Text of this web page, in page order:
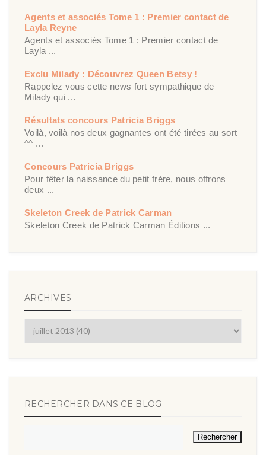
Agents et associés Tome 1 : Premier contact de
Layla Reyne
Agents et associés Tome 1 : Premier contact de
Layla ...
Exclu Milady : Découvrez Queen Betsy !
Rappelez vous cette news fort sympathique de
Milady qui ...
Résultats concours Patricia Briggs
Voilà, voilà nos deux gagnantes ont été tirées au sort
^^ ...
Concours Patricia Briggs
Pour fêter la naissance du petit frère, nous offrons
deux ...
Skeleton Creek de Patrick Carman
Skeleton Creek de Patrick Carman Éditions ...
ARCHIVES
RECHERCHER DANS CE BLOG